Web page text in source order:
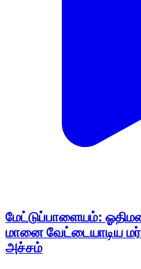
மேட்டுப்பாளையம்:
மானை வேட்டையாடிய
அச்சம்